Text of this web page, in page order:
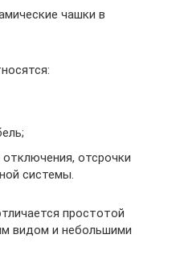
чашки в
отсрочки
системы.
простотой
видом и небольшими